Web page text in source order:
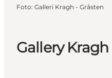
Gallery Kragh
Foto: Galleri Kragh - Gråsten